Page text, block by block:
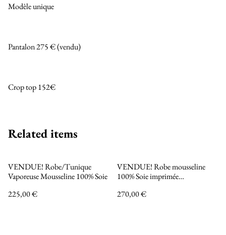
Modèle unique
Pantalon 275 € (vendu)
Crop top 152€
Related items
VENDUE! Robe/Tunique
Vaporeuse Mousseline 100% Soie
225,00 €
VENDUE! Robe mousseline
100% Soie imprimée
270,00 €